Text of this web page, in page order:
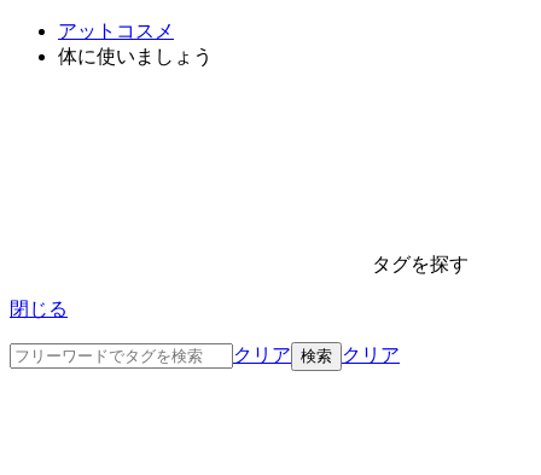
アットコスメ
体に使いましょう
タグを探す
閉じる
クリア クリア